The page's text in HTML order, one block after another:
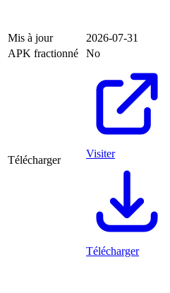
Mis à jour 2026-07-31
APK fractionné
No
Télécharger
Visiter
Télécharger